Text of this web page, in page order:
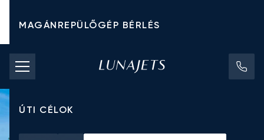
MAGÁNREPÜLŐGÉP BÉRLÉS
CHARTER ÁRAK
MAGÁNREPÜLŐGÉPEK
ÚTI CÉLOK